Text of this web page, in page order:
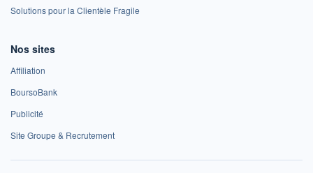
Solutions pour la Clientèle Fragile
Nos sites
Affiliation
BoursoBank
Publicité
Site Groupe & Recrutement